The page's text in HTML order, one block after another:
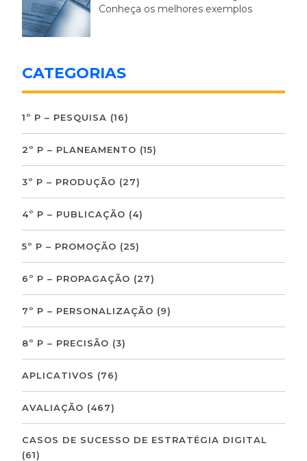
Conheça os melhores exemplos
CATEGORIAS
1º P – PESQUISA (16)
2º P – PLANEAMENTO (15)
3º P – PRODUÇÃO (27)
4º P – PUBLICAÇÃO (4)
5º P – PROMOÇÃO (25)
6º P – PROPAGAÇÃO (27)
7º P – PERSONALIZAÇÃO (9)
8º P – PRECISÃO (3)
APLICATIVOS (76)
AVALIAÇÃO (467)
CASOS DE SUCESSO DE ESTRATÉGIA DIGITAL
(61)